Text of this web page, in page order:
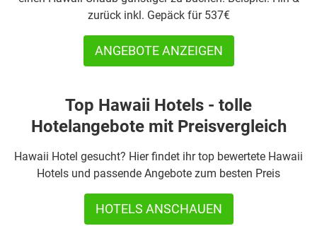
zurück inkl. Gepäck für 537€
ANGEBOTE ANZEIGEN
Top Hawaii Hotels - tolle
Hotelangebote mit Preisvergleich
Hawaii Hotel gesucht? Hier findet ihr top bewertete Hawaii
Hotels und passende Angebote zum besten Preis
HOTELS ANSCHAUEN